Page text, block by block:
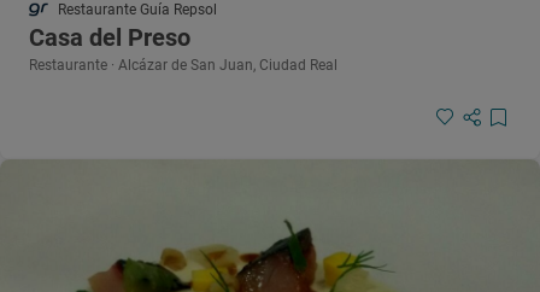
Restaurante Guía Repsol
Casa del Preso
Restaurante · Alcázar de San Juan, Ciudad Real